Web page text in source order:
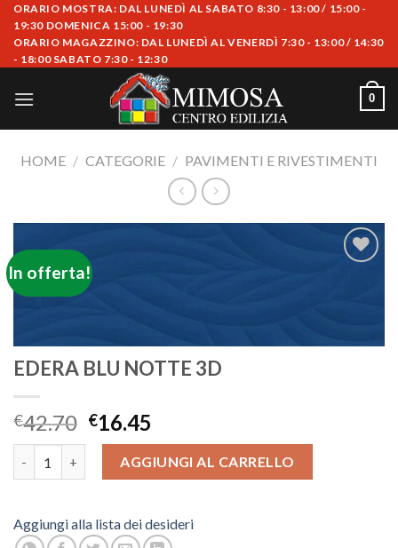
Skip
content
ORARIO MOSTRA: DAL LUNEDÌ AL SABATO 8:30 - 13:00 / 15:00 -
19:30 DOMENICA 15:00 - 19:30
ORARIO MAGAZZINO: DAL LUNEDÌ AL VENERDÌ 7:30 - 13:00 / 14:30
- 18:00 SABATO 7:30 - 12:30
0
HOME / CATEGORIE / PAVIMENTI E RIVESTIMENTI
In offerta!
EDERA BLU NOTTE 3D
€42.70 €16.45
AGGIUNGI AL CARRELLO
Aggiungi alla lista dei desideri